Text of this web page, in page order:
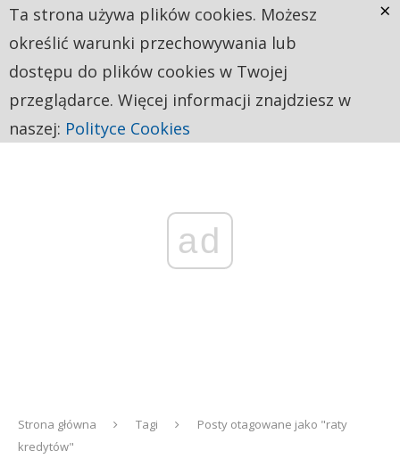
ad
Strona główna Tagi
Posty otagowane jako "raty
kredytów"
Ta strona używa plików cookies. Możesz
określić warunki przechowywania lub
dostępu do plików cookies w Twojej
przeglądarce. Więcej informacji znajdziesz w
naszej: Polityce Cookies
×